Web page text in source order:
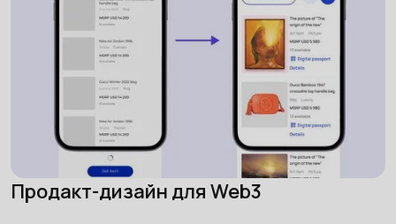
Продакт-дизайн для Web3